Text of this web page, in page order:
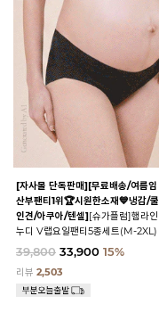
[자사몰 단독판매][무료배송/여름임
산부팬티1위🏆시원한소재💙냉감/쿨
인견/아쿠아/텐셀][슈가플럼]햄라인
누디 V랩요일팬티5종세트(M-2XL)
39,800 33,900 15%
리뷰 2,503